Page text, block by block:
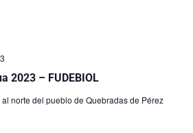
2023 – FUDEBIOL
norte del pueblo de Quebradas de Pérez